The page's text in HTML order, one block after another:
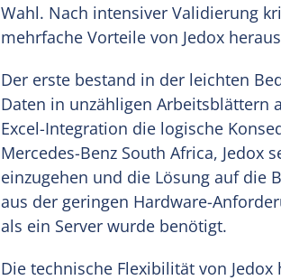
Wahl. Nach intensiver Validierung
mehrfache Vorteile von Jedox
Der erste bestand in der leichten
Daten in unzähligen Arbeitsblättern
Excel-Integration die logische
Mercedes-Benz South Africa,
einzugehen und die Lösung auf die
aus der geringen Hardware-
als ein Server wurde benötigt.
Die technische Flexibilität von